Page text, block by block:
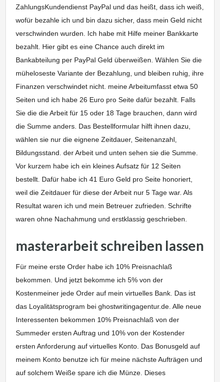
ZahlungsKundendienst PayPal und das heißt, dass ich weiß,
wofür bezahle ich und bin dazu sicher, dass mein Geld nicht
verschwinden wurden. Ich habe mit Hilfe meiner Bankkarte
bezahlt. Hier gibt es eine Chance auch direkt im
Bankabteilung per PayPal Geld überweißen. Wählen Sie die
müheloseste Variante der Bezahlung, und bleiben ruhig, ihre
Finanzen verschwindet nicht. meine Arbeitumfasst etwa 50
Seiten und ich habe 26 Euro pro Seite dafür bezahlt. Falls
Sie die die Arbeit für 15 oder 18 Tage brauchen, dann wird
die Summe anders. Das Bestellformular hilft ihnen dazu,
wählen sie nur die eignene Zeitdauer, Seitenanzahl,
Bildungsstand. der Arbeit und unten sehen sie die Summe.
Vor kurzem habe ich ein kleines Aufsatz für 12 Seiten
bestellt. Dafür habe ich 41 Euro Geld pro Seite honoriert,
weil die Zeitdauer für diese der Arbeit nur 5 Tage war. Als
Resultat waren ich und mein Betreuer zufrieden. Schrifte
waren ohne Nachahmung und erstklassig geschrieben.
masterarbeit schreiben lassen
Für meine erste Order habe ich 10% Preisnachlaß
bekommen. Und jetzt bekomme ich 5% von der
Kostenmeiner jede Order auf mein virtuelles Bank. Das ist
das Loyalitätsprogram bei ghostwritingagentur.de. Alle neue
Interessenten bekommen 10% Preisnachlaß von der
Summeder ersten Auftrag und 10% von der Kostender
ersten Anforderung auf virtuelles Konto. Das Bonusgeld auf
meinem Konto benutze ich für meine nächste Aufträgen und
auf solchem Weiße spare ich die Münze. Dieses